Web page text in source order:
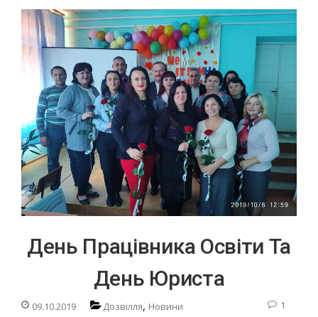
День Працівника Освіти Та
День Юриста
09.10.2019 Дозвілля, Новини 1